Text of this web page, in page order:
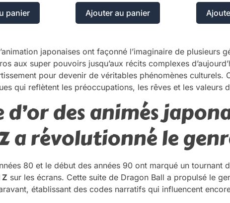
panier Ajouter au panier
japonaises ont façonné l’imaginaire de plusieurs
aux super pouvoirs jusqu’aux récits complexes
pour devenir de véritables phénomènes culturels.
qui reflètent les préoccupations, les rêves et les valeurs
d’or des animés
a révolutionné le
80 et le début des années 90 ont marqué un tournant
Z sur les écrans. Cette suite de Dragon Ball a propulsé le
établissant des codes narratifs qui influencent